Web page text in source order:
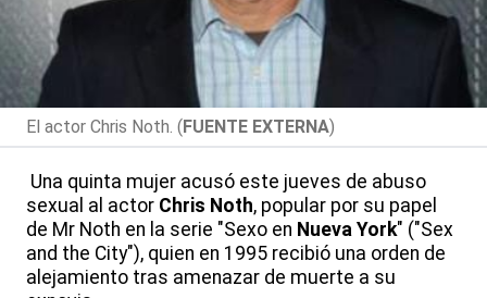
El actor Chris Noth. (FUENTE EXTERNA)
Una quinta mujer acusó este jueves de abuso
sexual al actor Chris Noth, popular por su papel
de Mr Noth en la serie "Sexo en Nueva York" ("Sex
and the City"), quien en 1995 recibió una orden de
alejamiento tras amenazar de muerte a su